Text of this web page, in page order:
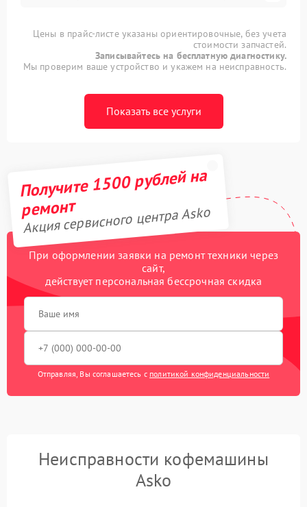
Цены в прайс-листе указаны ориентировочные, без учета
стоимости запчастей.
Записывайтесь на бесплатную диагностику.
Мы проверим ваше устройство и укажем на неисправность.
Показать все услуги
Получите 1500 рублей на
ремонт
Акция сервисного центра Asko
При оформлении заявки на ремонт техники через
сайт,
действует персональная бессрочная скидка
Отправляя, Вы соглашаетесь с политикой конфиденциальности
Неисправности кофемашины
Asko